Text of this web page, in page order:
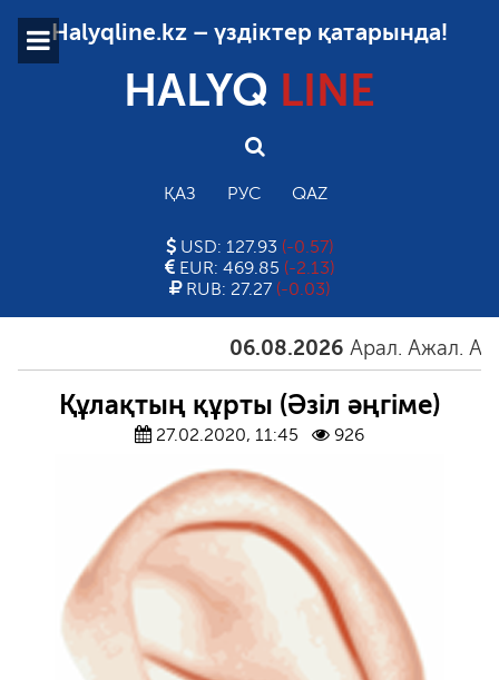
Halyqline.kz – үздіктер қатарында!
HALYQ LINE
ҚАЗ РУС QAZ
USD: 127.93 (-0.57)
EUR: 469.85 (-2.13)
RUB: 27.27 (-0.03)
06.08.2026 Арал. Ажал. Айғақ
Құлақтың құрты (Әзіл әңгіме)
27.02.2020, 11:45 926